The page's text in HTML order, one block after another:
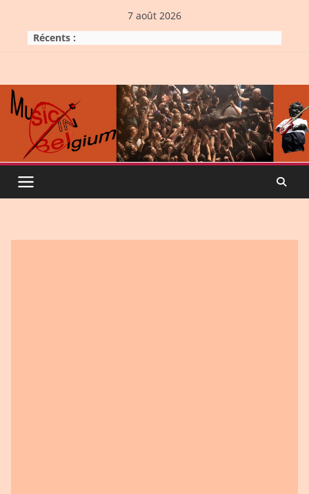
content
7 août 2026
Récents :